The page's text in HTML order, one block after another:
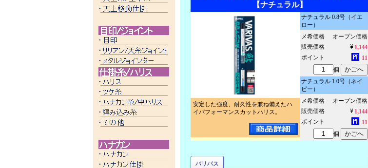
【ナチュラル】
安定した強度、耐久性を兼ね備えたハ
イパフォーマンスカットハリス。
ナチュラル 0.8号（イエ
ロー）
メ希価格
オープン価格
販売価格
1,144
ポイント
11
個
ナチュラル 1.0号（ネイ
ビー）
メ希価格
オープン価格
販売価格
1,144
ポイント
11
個
バリバス